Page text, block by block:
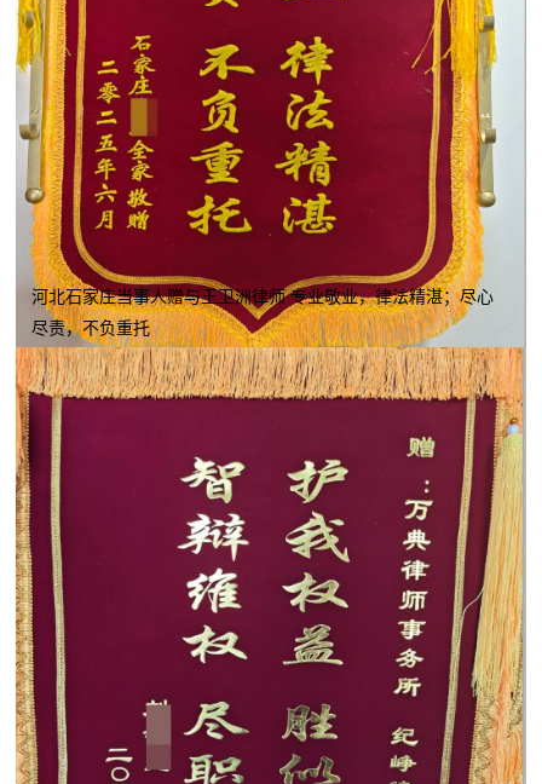
河北石家庄当事人赠与王卫洲律师 专业敬业，律法精湛；尽心
尽责，不负重托